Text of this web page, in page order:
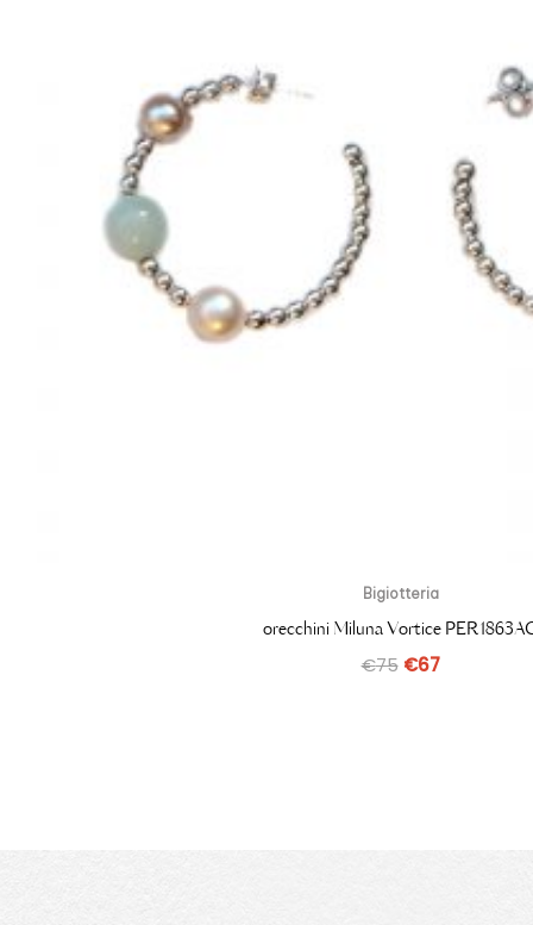
Bigiotteria
orecchini Miluna Vortice
€75 €67